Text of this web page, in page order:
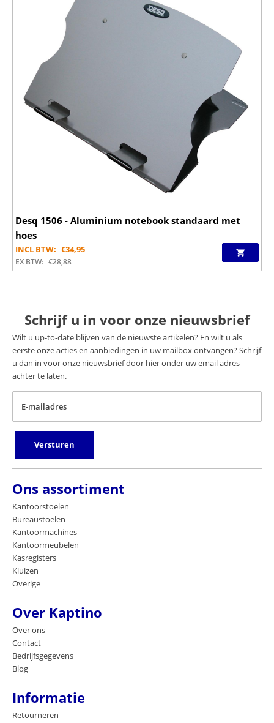
Desq 1506 - Aluminium notebook standaard met
hoes
INCL BTW: €34,95
EX BTW: €28,88
Schrijf u in voor onze nieuwsbrief
Wilt u up-to-date blijven van de nieuwste artikelen? En wilt u als
eerste onze acties en aanbiedingen in uw mailbox ontvangen? Schrijf
u dan in voor onze nieuwsbrief door hier onder uw email adres
achter te laten.
E-mailadres
Versturen
Ons assortiment
Kantoorstoelen
Bureaustoelen
Kantoormachines
Kantoormeubelen
Kasregisters
Kluizen
Overige
Over Kaptino
Over ons
Contact
Bedrijfsgegevens
Blog
Informatie
Retourneren